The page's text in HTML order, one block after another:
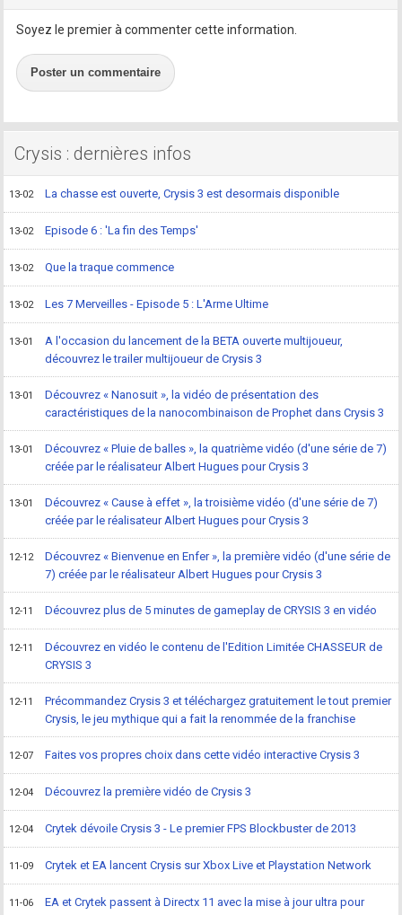
Soyez le premier à commenter cette information.
Poster un commentaire
Crysis : dernières infos
13-02 La chasse est ouverte, Crysis 3 est desormais disponible
13-02 Episode 6 : 'La fin des Temps'
13-02 Que la traque commence
13-02 Les 7 Merveilles - Episode 5 : L'Arme Ultime
13-01
A l'occasion du lancement de la BETA ouverte multijoueur,
découvrez le trailer multijoueur de Crysis 3
13-01
Découvrez « Nanosuit », la vidéo de présentation des
caractéristiques de la nanocombinaison de Prophet dans Crysis 3
13-01
Découvrez « Pluie de balles », la quatrième vidéo (d'une série de 7)
créée par le réalisateur Albert Hugues pour Crysis 3
13-01
Découvrez « Cause à effet », la troisième vidéo (d'une série de 7)
créée par le réalisateur Albert Hugues pour Crysis 3
12-12
Découvrez « Bienvenue en Enfer », la première vidéo (d'une série de
7) créée par le réalisateur Albert Hugues pour Crysis 3
12-11 Découvrez plus de 5 minutes de gameplay de CRYSIS 3 en vidéo
12-11
Découvrez en vidéo le contenu de l'Edition Limitée CHASSEUR de
CRYSIS 3
12-11
Précommandez Crysis 3 et téléchargez gratuitement le tout premier
Crysis, le jeu mythique qui a fait la renommée de la franchise
12-07 Faites vos propres choix dans cette vidéo interactive Crysis 3
12-04 Découvrez la première vidéo de Crysis 3
12-04 Crytek dévoile Crysis 3 - Le premier FPS Blockbuster de 2013
11-09 Crytek et EA lancent Crysis sur Xbox Live et Playstation Network
11-06
EA et Crytek passent à Directx 11 avec la mise à jour ultra pour